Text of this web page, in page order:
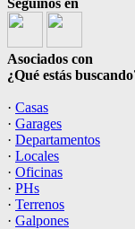
Seguinos en
Asociados con
¿Qué estás
· Casas
· Garages
· Departamentos
· Locales
· Oficinas
· PHs
· Terrenos
· Galpones